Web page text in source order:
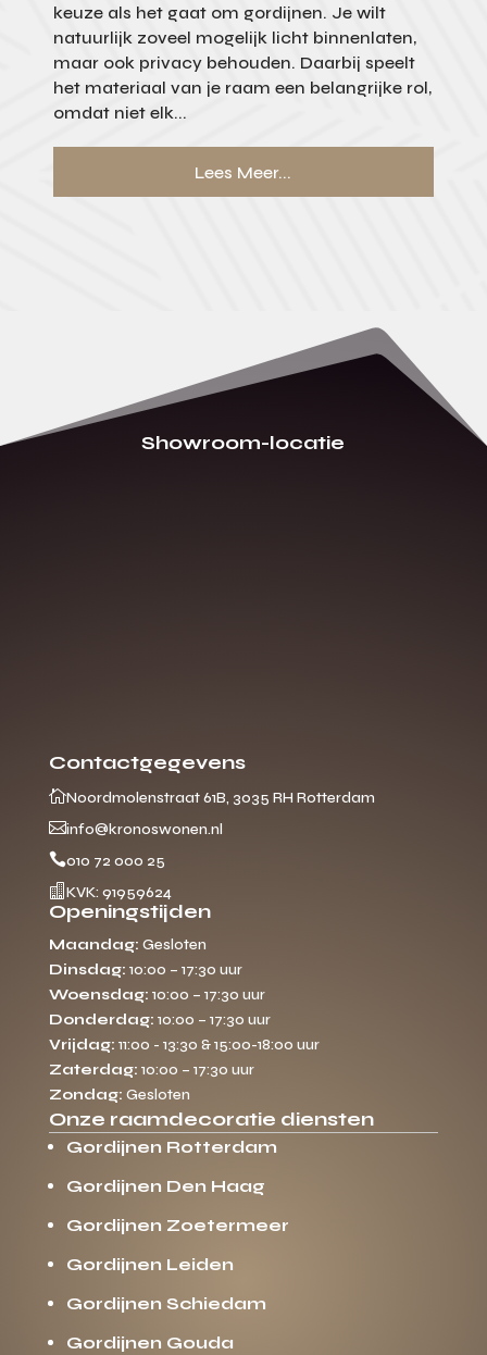
keuze als het gaat om gordijnen. Je wilt
natuurlijk zoveel mogelijk licht binnenlaten,
maar ook privacy behouden. Daarbij speelt
het materiaal van je raam een belangrijke rol,
omdat niet elk...
Lees Meer...
Showroom-locatie
Contactgegevens
Noordmolenstraat 61B, 3035 RH Rotterdam
info@kronoswonen.nl
010 72 000 25
 KVK: 91959624
Openingstijden
Maandag: Gesloten
Dinsdag: 10:00 – 17:30 uur
Woensdag: 10:00 – 17:30 uur
Donderdag: 10:00 – 17:30 uur
Vrijdag: 11:00 - 13:30 & 15:00-18:00 uur
Zaterdag: 10:00 – 17:30 uur
Zondag: Gesloten
Onze raamdecoratie diensten
Gordijnen Rotterdam
Gordijnen Den Haag
Gordijnen Zoetermeer
Gordijnen Leiden
Gordijnen Schiedam
Gordijnen Gouda